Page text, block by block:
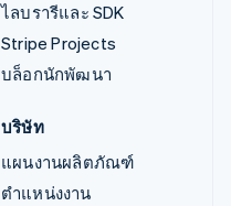
ไลบรารีและ SDK
Stripe Projects
บล็อกนักพัฒนา
บริษัท
แผนงานผลิตภัณฑ์
ตำแหน่งงาน